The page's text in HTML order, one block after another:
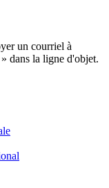
un courriel à
» dans la ligne d'objet.